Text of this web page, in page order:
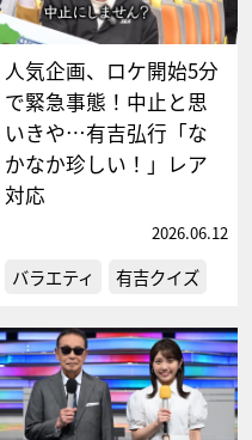
人気企画、ロケ開始5分
で緊急事態！中止と思
いきや…有吉弘行「な
かなか珍しい！」レア
対応
2026.06.12
バラエティ 有吉クイズ